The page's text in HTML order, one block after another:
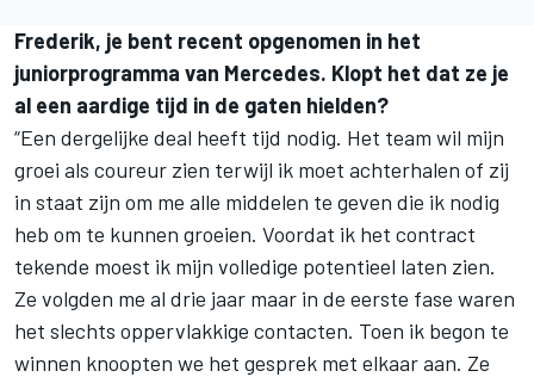
Frederik, je bent recent opgenomen in het
juniorprogramma van Mercedes. Klopt het dat ze je
al een aardige tijd in de gaten hielden?
“Een dergelijke deal heeft tijd nodig. Het team wil mijn
groei als coureur zien terwijl ik moet achterhalen of zij
in staat zijn om me alle middelen te geven die ik nodig
heb om te kunnen groeien. Voordat ik het contract
tekende moest ik mijn volledige potentieel laten zien.
Ze volgden me al drie jaar maar in de eerste fase waren
het slechts oppervlakkige contacten. Toen ik begon te
winnen knoopten we het gesprek met elkaar aan. Ze